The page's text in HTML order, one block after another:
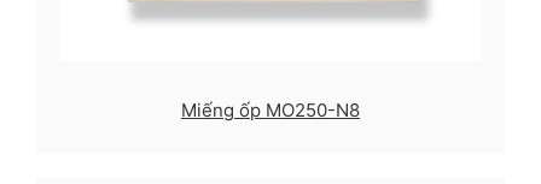
Miếng ốp MO250-N8